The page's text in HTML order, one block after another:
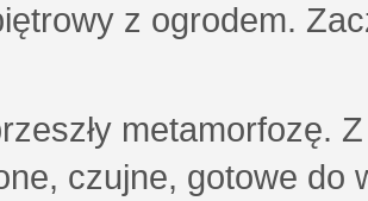
z ogrodem.
metamorfozę.
czujne, gotowe do